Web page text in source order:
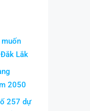
muốn
Lắk
2050
257 dự